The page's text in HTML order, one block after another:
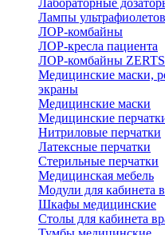
Лабораторные
Лампы
ЛОР-комбайны
ЛОР-кресла пациента
ЛОР-комбайны ZERTS
Медицинские маски,
экраны
Медицинские маски
Медицинские
Нитриловые перчатки
Латексные перчатки
Стерильные перчатки
Медицинская мебель
Модули для кабинета
Шкафы медицинские
Столы для кабинета